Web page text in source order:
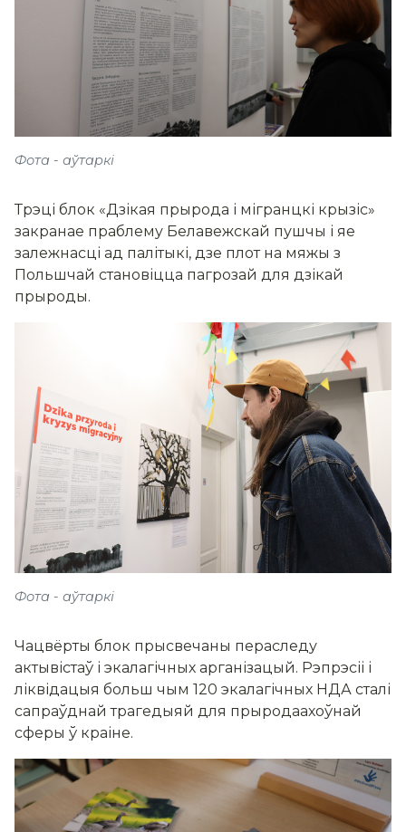
Фота - аўтаркі
Трэці блок «Дзікая прырода і мігранцкі крызіс»
закранае праблему Белавежскай пушчы і яе
залежнасці ад палітыкі, дзе плот на мяжы з
Польшчай становіцца пагрозай для дзікай
прыроды.
Фота - аўтаркі
Чацвёрты блок прысвечаны пераследу
актывістаў і экалагічных арганізацый. Рэпрэсіі і
ліквідацыя больш чым 120 экалагічных НДА сталі
сапраўднай трагедыяй для прыродаахоўнай
сферы ў краіне.